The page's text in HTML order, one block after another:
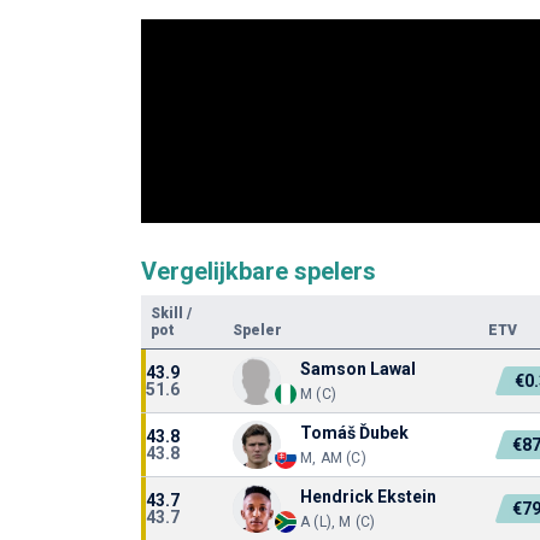
Vergelijkbare spelers
Skill
/
pot
Speler ETV
43.9
51.6
Samson Lawal
M (C)
43.8
43.8
Tomáš Ďubek
M, AM (C)
43.7
43.7
Hendrick Ekstein
A (L), M (C)